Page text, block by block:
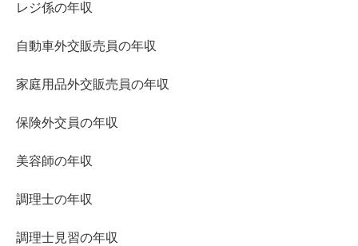
レジ係の年収
自動車外交販売員の年収
家庭用品外交販売員の年収
保険外交員の年収
美容師の年収
調理士の年収
調理士見習の年収